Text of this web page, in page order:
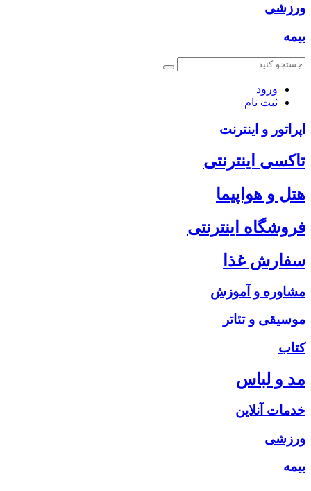
ورزشی
بیمه
ورود
ثبت نام
اپراتور و اینترنت
تاکسی اینترنتی
هتل و هواپیما
فروشگاه اینترنتی
سفارش غذا
مشاوره و آموزش
موسیقی و تئاتر
کتاب
مد و لباس
خدمات آنلاین
ورزشی
بیمه